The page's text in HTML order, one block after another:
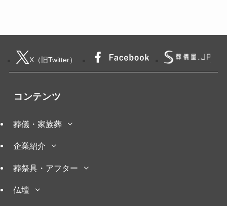
X（旧Twitter）
コンテンツ
葬儀・家族葬
企業紹介
葬祭具・アフター
仏壇